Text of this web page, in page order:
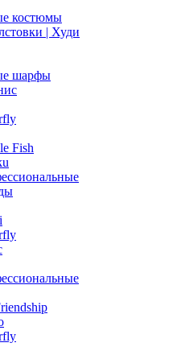
костюмы
| Худи
шарфы
Fish